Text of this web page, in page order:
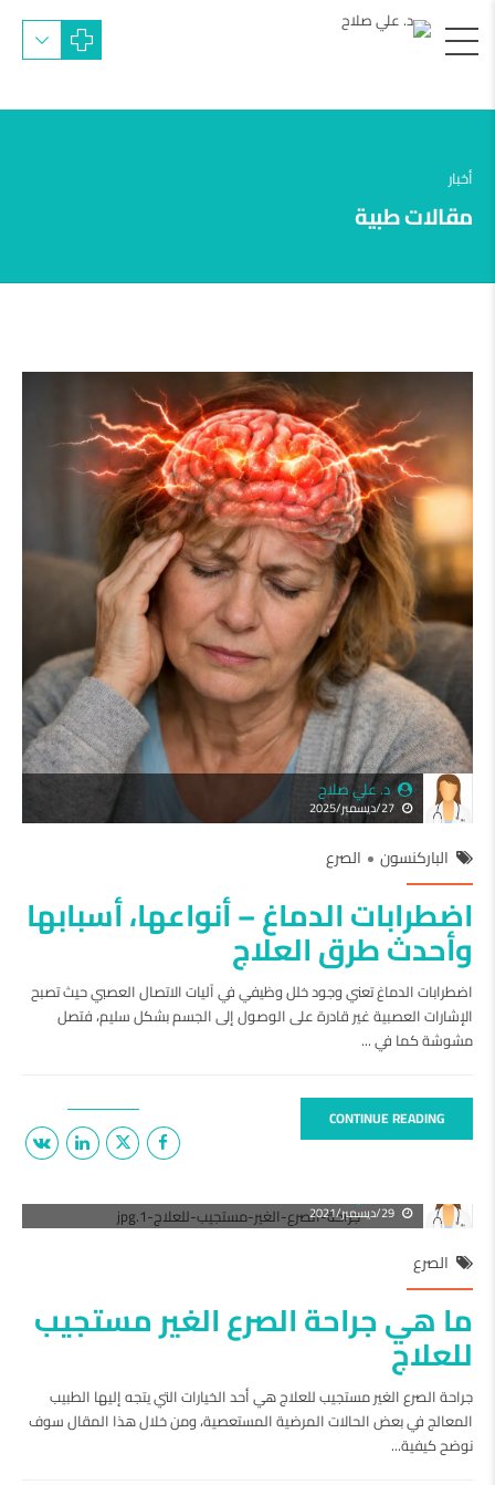
أخبار
مقالات طبية
د. علي صلاح
27/ديسمبر/2025
الباركنسون الصرع
اضطرابات الدماغ – أنواعها، أسبابها
وأحدث طرق العلاج
اضطرابات الدماغ تعني وجود خلل وظيفي في آليات الاتصال العصبي حيث تصبح
الإشارات العصبية غير قادرة على الوصول إلى الجسم بشكل سليم، فتصل
مشوشة كما في ...
CONTINUE READING
29/ديسمبر/2021
الصرع
ما هي جراحة الصرع الغير مستجيب
للعلاج
جراحة الصرع الغير مستجيب للعلاج هي أحد الخيارات التي يتجه إليها الطبيب
المعالج في بعض الحالات المرضية المستعصية، ومن خلال هذا المقال سوف
نوضح كيفية...